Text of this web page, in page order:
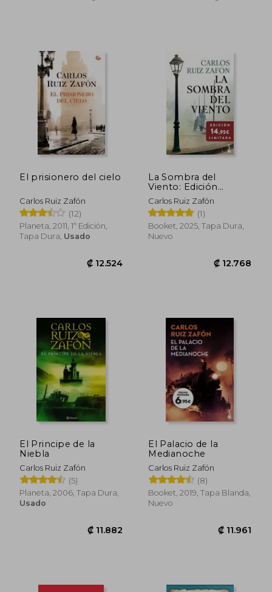
₡ 17.488
₡ 16.853
El prisionero del cielo
Carlos Ruiz Zafón
(12)
Planeta, 2011, 1ª Edición,
Tapa Dura, Usado
La Sombra del
Viento: Edición
Limitada a Precio
Especial
Carlos Ruiz Zafón
(1)
Booket, 2025, Tapa Dura,
Nuevo
El Principe de la
Niebla
Carlos Ruiz Zafón
(5)
Planeta, 2006, Tapa Dura,
Usado
El Palacio de la
Medianoche
Carlos Ruiz Zafón
(8)
Booket, 2019, Tapa Blanda,
Nuevo